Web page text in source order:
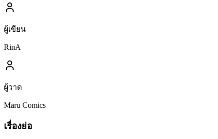
ผู้เขียน
RinA
ผู้วาด
Maru Comics
เรื่องย่อ